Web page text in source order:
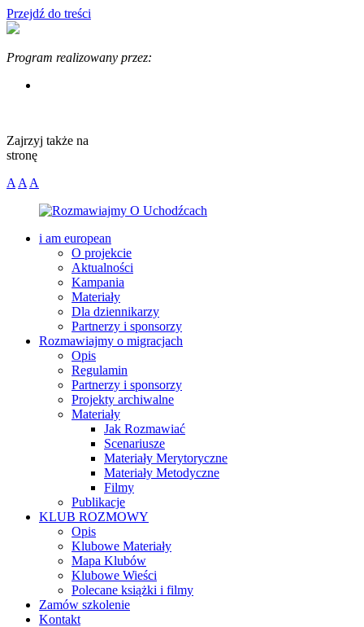
Przejdź do treści
Program realizowany przez:
Zajrzyj także na
stronę
A A A
i am european
O projekcie
Aktualności
Kampania
Materiały
Dla dziennikarzy
Partnerzy i sponsorzy
Rozmawiajmy o migracjach
Opis
Regulamin
Partnerzy i sponsorzy
Projekty archiwalne
Materiały
Jak Rozmawiać
Scenariusze
Materiały Merytoryczne
Materiały Metodyczne
Filmy
Publikacje
KLUB ROZMOWY
Opis
Klubowe Materiały
Mapa Klubów
Klubowe Wieści
Polecane książki i filmy
Zamów szkolenie
Kontakt